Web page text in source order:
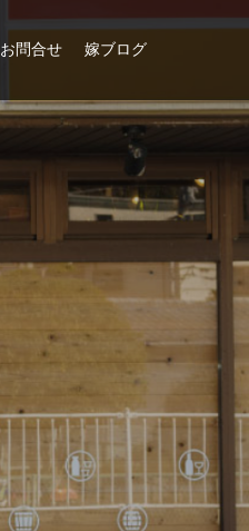
お問合せ 嫁ブログ